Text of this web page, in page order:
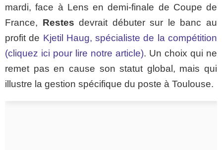
mardi, face à Lens en demi-finale de Coupe de
France, Restes devrait débuter sur le banc au
profit de Kjetil Haug, spécialiste de la compétition
(cliquez ici pour lire notre article). Un choix qui ne
remet pas en cause son statut global, mais qui
illustre la gestion spécifique du poste à Toulouse.